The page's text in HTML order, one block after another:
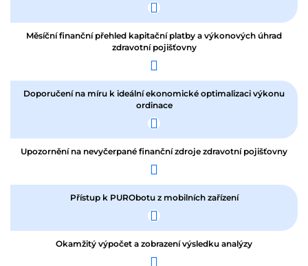
Měsíční finanční přehled kapitační platby a výkonových úhrad
zdravotní pojišťovny
Doporučení na míru k ideální ekonomické optimalizaci výkonu
ordinace
Upozornění na nevyčerpané finanční zdroje zdravotní pojišťovny
Přístup k PURObotu z mobilních zařízení
Okamžitý výpočet a zobrazení výsledku analýzy